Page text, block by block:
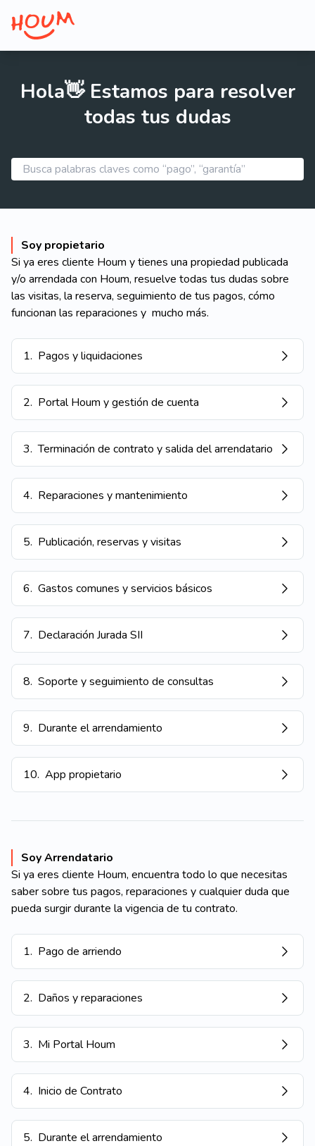
Hola👋 Estamos para resolver
todas tus dudas
Soy propietario
Si ya eres cliente Houm y tienes una propiedad publicada
y/o arrendada con Houm, resuelve todas tus dudas sobre
las visitas, la reserva, seguimiento de tus pagos, cómo
funcionan las reparaciones y mucho más.
1. Pagos y liquidaciones
2. Portal Houm y gestión de cuenta
3.Terminación de contrato y salida del arrendatario
4. Reparaciones y mantenimiento
5. Publicación, reservas y visitas
6. Gastos comunes y servicios básicos
7. Declaración Jurada SII
8. Soporte y seguimiento de consultas
9. Durante el arrendamiento
10. App propietario
Soy Arrendatario
Si ya eres cliente Houm, encuentra todo lo que necesitas
saber sobre tus pagos, reparaciones y cualquier duda que
pueda surgir durante la vigencia de tu contrato.
1. Pago de arriendo
2. Daños y reparaciones
3. Mi Portal Houm
4. Inicio de Contrato
5. Durante el arrendamiento